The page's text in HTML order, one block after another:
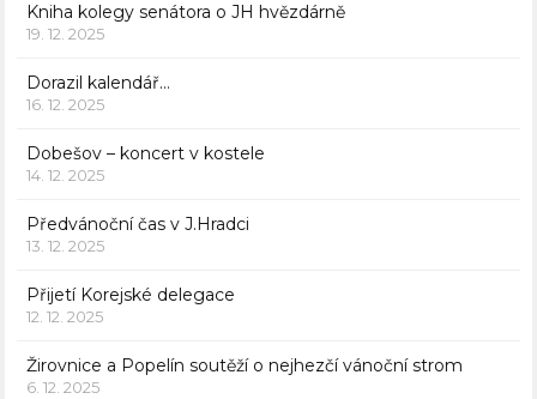
Kniha kolegy senátora o JH hvězdárně
19. 12. 2025
Dorazil kalendář…
16. 12. 2025
Dobešov – koncert v kostele
14. 12. 2025
Předvánoční čas v J.Hradci
13. 12. 2025
Přijetí Korejské delegace
12. 12. 2025
Žirovnice a Popelín soutěží o nejhezčí vánoční strom
6. 12. 2025